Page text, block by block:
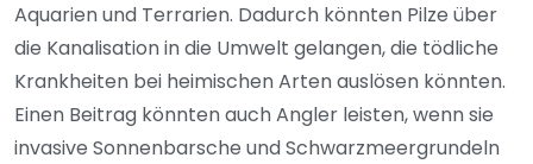
Aquarien und Terrarien. Dadurch könnten Pilze über
die Kanalisation in die Umwelt gelangen, die tödliche
Krankheiten bei heimischen Arten auslösen könnten.
Einen Beitrag könnten auch Angler leisten, wenn sie
invasive Sonnenbarsche und Schwarzmeergrundeln